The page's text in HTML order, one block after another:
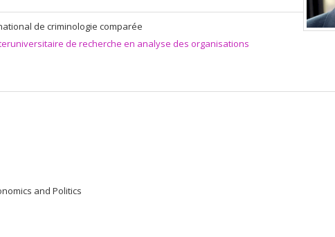
de criminologie comparée
de recherche en analyse des organisations
and Politics